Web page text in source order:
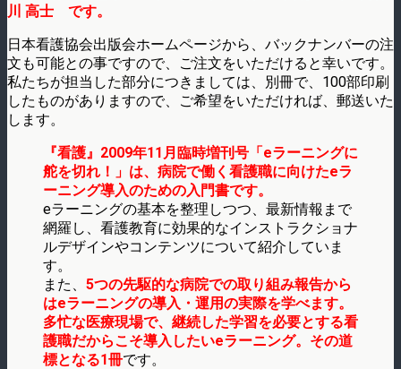
川 高士 です。
日本看護協会出版会ホームページから、バックナンバーの注
文も可能との事ですので、ご注文をいただけると幸いです。
私たちが担当した部分につきましては、別冊で、100部印刷
したものがありますので、ご希望をいただければ、郵送いた
します。
『看護』2009年11月臨時増刊号「eラーニングに
舵を切れ！」は、病院で働く看護職に向けたeラ
ーニング導入のための入門書です。
eラーニングの基本を整理しつつ、最新情報まで
網羅し、看護教育に効果的なインストラクショナ
ルデザインやコンテンツについて紹介していま
す。
また、 5つの先駆的な病院での取り組み報告から
はeラーニングの導入・運用の実際を学べます。
多忙な医療現場で、継続した学習を必要とする看
護職だからこそ導入したいeラーニング。その道
標となる1冊です。